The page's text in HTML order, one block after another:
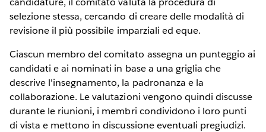
selezione stessa, cercando di creare delle modalità di
revisione il più possibile imparziali ed eque.
Ciascun membro del comitato assegna un punteggio ai
candidati e ai nominati in base a una griglia che
descrive l'insegnamento, la padronanza e la
collaborazione. Le valutazioni vengono quindi discusse
durante le riunioni, i membri condividono i loro punti
di vista e mettono in discussione eventuali pregiudizi.